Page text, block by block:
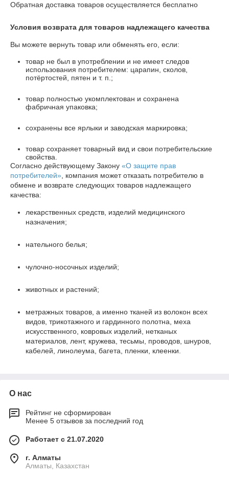
Обратная доставка товаров осуществляется бесплатно
Условия возврата для товаров надлежащего качества
Вы можете вернуть товар или обменять его, если:
товар не был в употреблении и не имеет следов
использования потребителем: царапин, сколов,
потёртостей, пятен и т. п.;
товар полностью укомплектован и сохранена
фабричная упаковка;
сохранены все ярлыки и заводская маркировка;
товар сохраняет товарный вид и свои потребительские
свойства.
Согласно действующему Закону «О защите прав
потребителей» , компания может отказать потребителю в
обмене и возврате следующих товаров надлежащего
качества:
лекарственных средств, изделий медицинского
назначения;
нательного белья;
чулочно-носочных изделий;
животных и растений;
метражных товаров, а именно тканей из волокон всех
видов, трикотажного и гардинного полотна, меха
искусственного, ковровых изделий, нетканых
материалов, лент, кружева, тесьмы, проводов, шнуров,
кабелей, линолеума, багета, пленки, клеенки.
О нас
Рейтинг не сформирован
Менее 5 отзывов за последний год
Работает с 21.07.2020
г. Алматы
Алматы, Казахстан